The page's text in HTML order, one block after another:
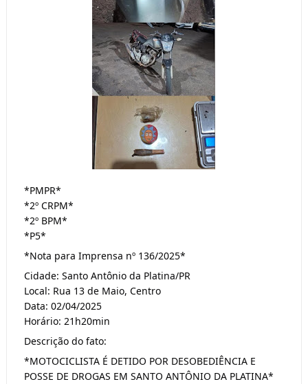
*PMPR*
*2º CRPM*
*2º BPM*
*P5*
*Nota para Imprensa nº 136/2025*
Cidade: Santo Antônio da Platina/PR
Local: Rua 13 de Maio, Centro
Data: 02/04/2025
Horário: 21h20min
Descrição do fato:
*MOTOCICLISTA É DETIDO POR DESOBEDIÊNCIA E
POSSE DE DROGAS EM SANTO ANTÔNIO DA PLATINA*